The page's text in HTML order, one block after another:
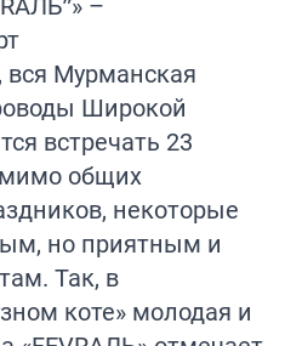
вся Мурманская
Широкой
встречать 23
общих
некоторые
но приятным и
Так, в
коте» молодая и